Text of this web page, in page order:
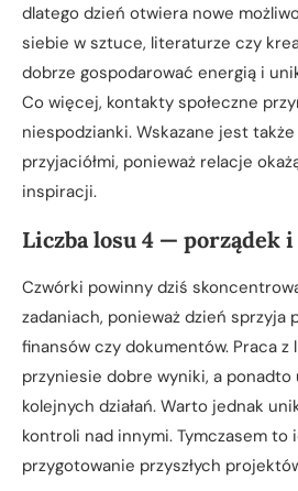
dlatego dzień otwiera nowe
siebie w sztuce, literaturze czy
dobrze gospodarować energią i
Co więcej, kontakty społeczne
niespodzianki. Wskazane jest
przyjaciółmi, ponieważ relacje
inspiracji.
Liczba losu 4 — porządek
Czwórki powinny dziś
zadaniach, ponieważ dzień sprzyja
finansów czy dokumentów. Praca z
przyniesie dobre wyniki, a ponadto
kolejnych działań. Warto jednak
kontroli nad innymi. Tymczasem to
przygotowanie przyszłych